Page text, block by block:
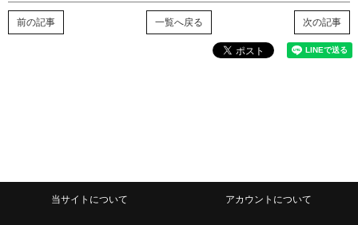
次の記事
一覧へ戻る
前の記事
当サイトについて アカウントについて